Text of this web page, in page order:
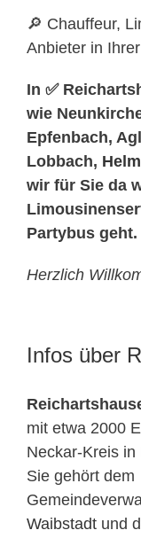
🔎 Chauffeur,
Anbieter in
In ✅
wie
Epfenbach,
Lobbach,
wir für Sie da
Partybus geht.
Herzlich
Infos über
mit etwa 2000
Neckar-Kreis
Sie gehört dem
Waibstadt und